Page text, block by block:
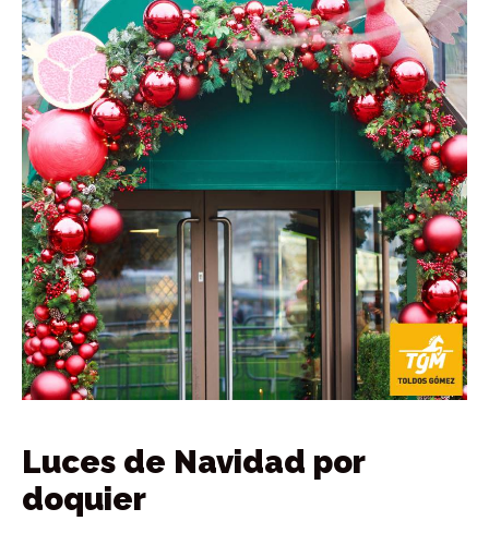
Luces de Navidad por
doquier